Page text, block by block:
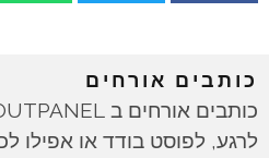
כותבים אורחים
לרגע, לפוסט בודד או אפילו